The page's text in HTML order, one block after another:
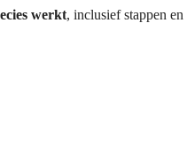
werkt, inclusief stappen en